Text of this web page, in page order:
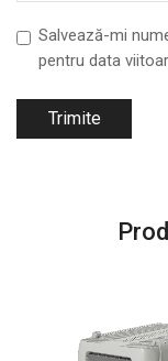
Salvează-mi
pentru data